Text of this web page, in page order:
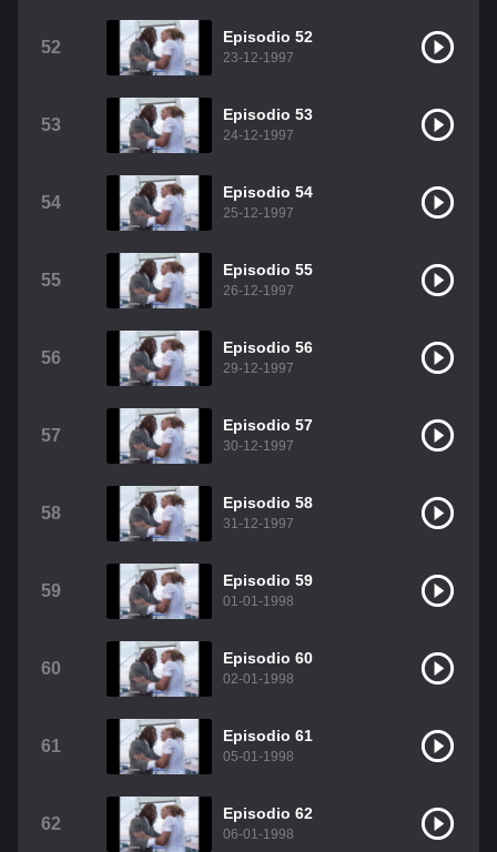
52
Episodio 52
23-12-1997
53
Episodio 53
24-12-1997
54
Episodio 54
25-12-1997
55
Episodio 55
26-12-1997
56
Episodio 56
29-12-1997
57
Episodio 57
30-12-1997
58
Episodio 58
31-12-1997
59
Episodio 59
01-01-1998
60
Episodio 60
02-01-1998
61
Episodio 61
05-01-1998
62
Episodio 62
06-01-1998